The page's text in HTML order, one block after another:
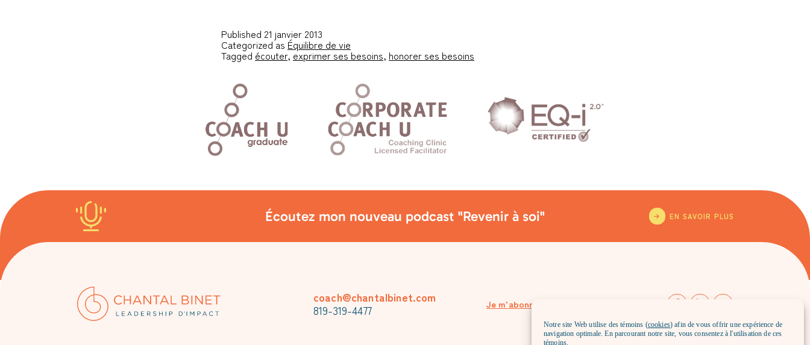
Notre site Web utilise des témoins (cookies) afin de vous offrir une expérience de
navigation optimale. En parcourant notre site, vous consentez à l'utilisation de ces
témoins.
Published 21 janvier 2013
Categorized as Équilibre de vie
Tagged écouter, exprimer ses besoins, honorer ses besoins
Écoutez mon nouveau podcast "Revenir à soi" EN SAVOIR PLUS
coach@chantalbinet.com
819-319-4477
Je m’abonne à l’envoi mensuel de Chantal